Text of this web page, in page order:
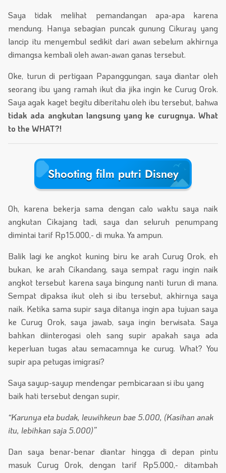
Saya tidak melihat pemandangan apa-apa karena
mendung. Hanya sebagian puncak gunung Cikuray yang
lancip itu menyembul sedikit dari awan sebelum akhirnya
dimangsa kembali oleh awan-awan ganas tersebut.
Oke, turun di pertigaan Papanggungan, saya diantar oleh
seorang ibu yang ramah ikut dia jika ingin ke Curug Orok.
Saya agak kaget begitu diberitahu oleh ibu tersebut, bahwa
tidak ada angkutan langsung yang ke curugnya. What
to the WHAT?!
Shooting film putri Disney
Oh, karena bekerja sama dengan calo waktu saya naik
angkutan Cikajang tadi, saya dan seluruh penumpang
dimintai tarif Rp15.000,- di muka. Ya ampun.
Balik lagi ke angkot kuning biru ke arah Curug Orok, eh
bukan, ke arah Cikandang, saya sempat ragu ingin naik
angkot tersebut karena saya bingung nanti turun di mana.
Sempat dipaksa ikut oleh si ibu tersebut, akhirnya saya
naik. Ketika sama supir saya ditanya ingin apa tujuan saya
ke Curug Orok, saya jawab, saya ingin berwisata. Saya
bahkan diinterogasi oleh sang supir apakah saya ada
keperluan tugas atau semacamnya ke curug. What? You
supir apa petugas imigrasi?
Saya sayup-sayup mendengar pembicaraan si ibu yang
baik hati tersebut dengan supir,
“Karunya eta budak, leuwihkeun bae 5.000, (Kasihan anak
itu, lebihkan saja 5.000)”
Dan saya benar-benar diantar hingga di depan pintu
masuk Curug Orok, dengan tarif Rp5.000,- ditambah